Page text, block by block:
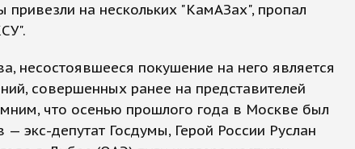
на нескольких "КамАЗах", пропал
несостоявшееся покушение на него является
совершенных ранее на представителей
что осенью прошлого года в Москве был
— экс-депутат Госдумы, Герой России Руслан